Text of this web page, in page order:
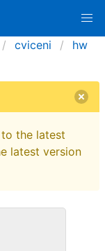
cviceni
hw
the latest
latest version